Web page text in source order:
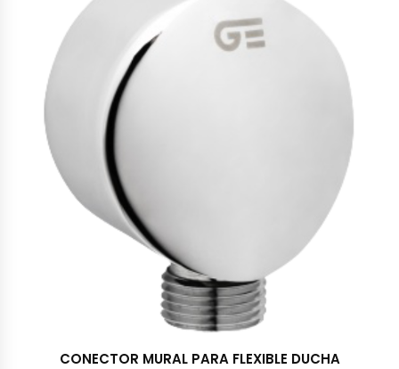
CONECTOR MURAL PARA FLEXIBLE DUCHA